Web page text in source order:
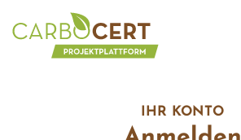
Inhalt
IHR KONTO